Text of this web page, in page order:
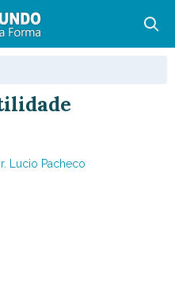
Lucio Pacheco